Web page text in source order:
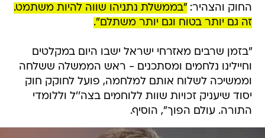
החוק והצהיר:"בממשלת נתניהו שווה להיות משתמט.
זה גם יותר בטוח וגם יותר משתלם".
"בזמן שרבים מאזרחי ישראל ישבו היום במקלטים
וחיילינו נלחמים ומסתכנים - ראש הממשלה ששלחה
וממשיכה לשלוח אותם למלחמה, פועל לחוקק חוק
יסוד שיעניק זכויות שוות ללוחמים בצה''ל וללומדי
התורה. עולם הפוך", הוסיף.